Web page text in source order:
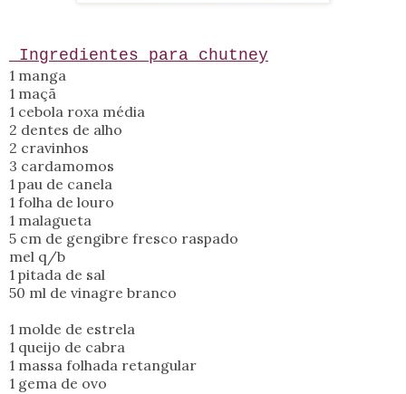
Ingredientes para chutney
1 manga
1 maçã
1 cebola roxa média
2 dentes de alho
2 cravinhos
3 cardamomos
1 pau de canela
1 folha de louro
1 malagueta
5 cm de gengibre fresco raspado
mel q/b
1 pitada de sal
50 ml de vinagre branco
1 molde de estrela
1 queijo de cabra
1 massa folhada retangular
1 gema de ovo